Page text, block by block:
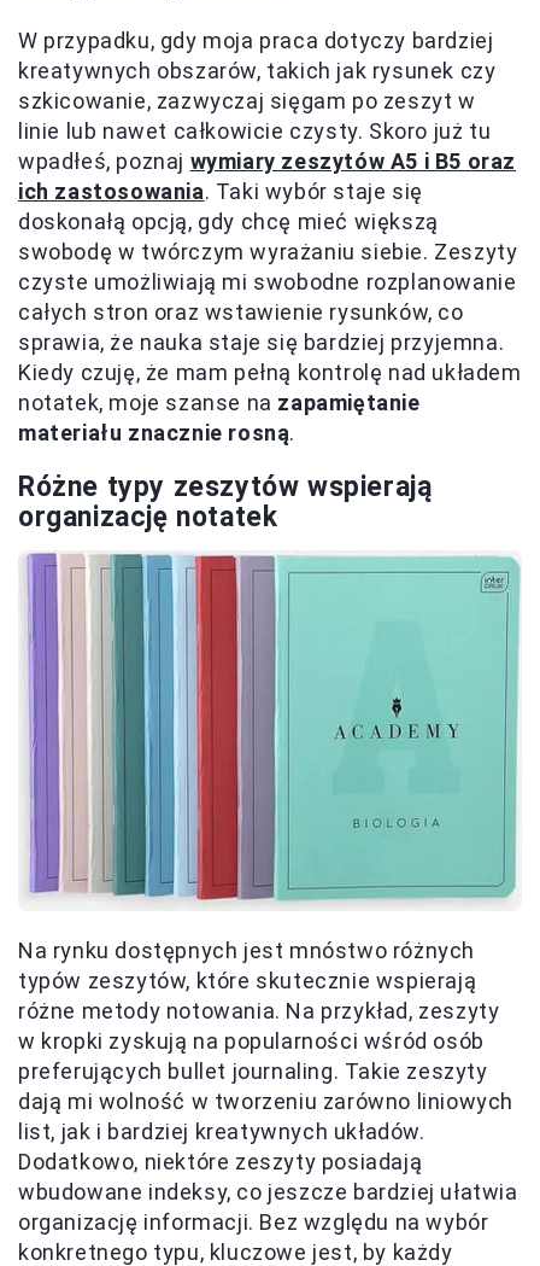
W przypadku, gdy moja praca dotyczy bardziej
kreatywnych obszarów, takich jak rysunek czy
szkicowanie, zazwyczaj sięgam po zeszyt w
linie lub nawet całkowicie czysty. Skoro już tu
wpadłeś, poznaj wymiary zeszytów A5 i B5 oraz
ich zastosowania. Taki wybór staje się
doskonałą opcją, gdy chcę mieć większą
swobodę w twórczym wyrażaniu siebie. Zeszyty
czyste umożliwiają mi swobodne rozplanowanie
całych stron oraz wstawienie rysunków, co
sprawia, że nauka staje się bardziej przyjemna.
Kiedy czuję, że mam pełną kontrolę nad układem
notatek, moje szanse na zapamiętanie
materiału znacznie rosną.
Różne typy zeszytów wspierają
organizację notatek
Na rynku dostępnych jest mnóstwo różnych
typów zeszytów, które skutecznie wspierają
różne metody notowania. Na przykład, zeszyty
w kropki zyskują na popularności wśród osób
preferujących bullet journaling. Takie zeszyty
dają mi wolność w tworzeniu zarówno liniowych
list, jak i bardziej kreatywnych układów.
Dodatkowo, niektóre zeszyty posiadają
wbudowane indeksy, co jeszcze bardziej ułatwia
organizację informacji. Bez względu na wybór
konkretnego typu, kluczowe jest, by każdy